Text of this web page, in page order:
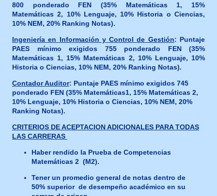
800 ponderado FEN (35% Matemáticas 1, 15%
Matemáticas 2, 10% Lenguaje, 10% Historia o Ciencias,
10% NEM, 20% Ranking Notas).
Ingeniería en Información y Control de Gestión: Puntaje
PAES mínimo exigidos 755 ponderado FEN (35%
Matemáticas 1, 15% Matemáticas 2, 10% Lenguaje, 10%
Historia o Ciencias, 10% NEM, 20% Ranking Notas).
Contador Auditor: Puntaje PAES mínimo exigidos 745
ponderado FEN (35% Matemáticas1, 15% Matemáticas 2,
10% Lenguaje, 10% Historia o Ciencias, 10% NEM, 20%
Ranking Notas).
CRITERIOS DE ACEPTACION ADICIONALES PARA TODAS
LAS CARRERAS
Haber rendido la Prueba de Competencias
Matemáticas 2 (M2).
Tener un promedio general de notas dentro de
50% superior de desempeño académico en su